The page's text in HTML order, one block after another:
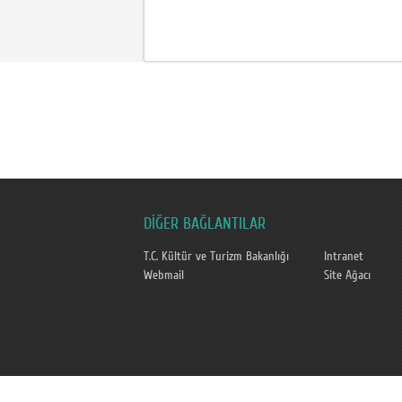
DİĞER BAĞLANTILAR
T.C. Kültür ve Turizm Bakanlığı
Intranet
Webmail
Site Ağacı